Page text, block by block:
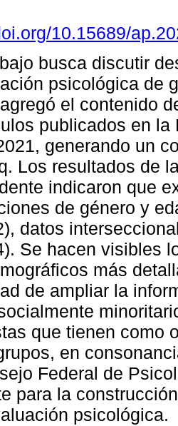
10.15689/
busca discutir
psicológica de
el contenido
publicados en
generando un
Los resultados de
indicaron que
de género y
datos
Se hacen visibles
más
de ampliar la
que tienen como
en
Federal de
para la
psicológica.